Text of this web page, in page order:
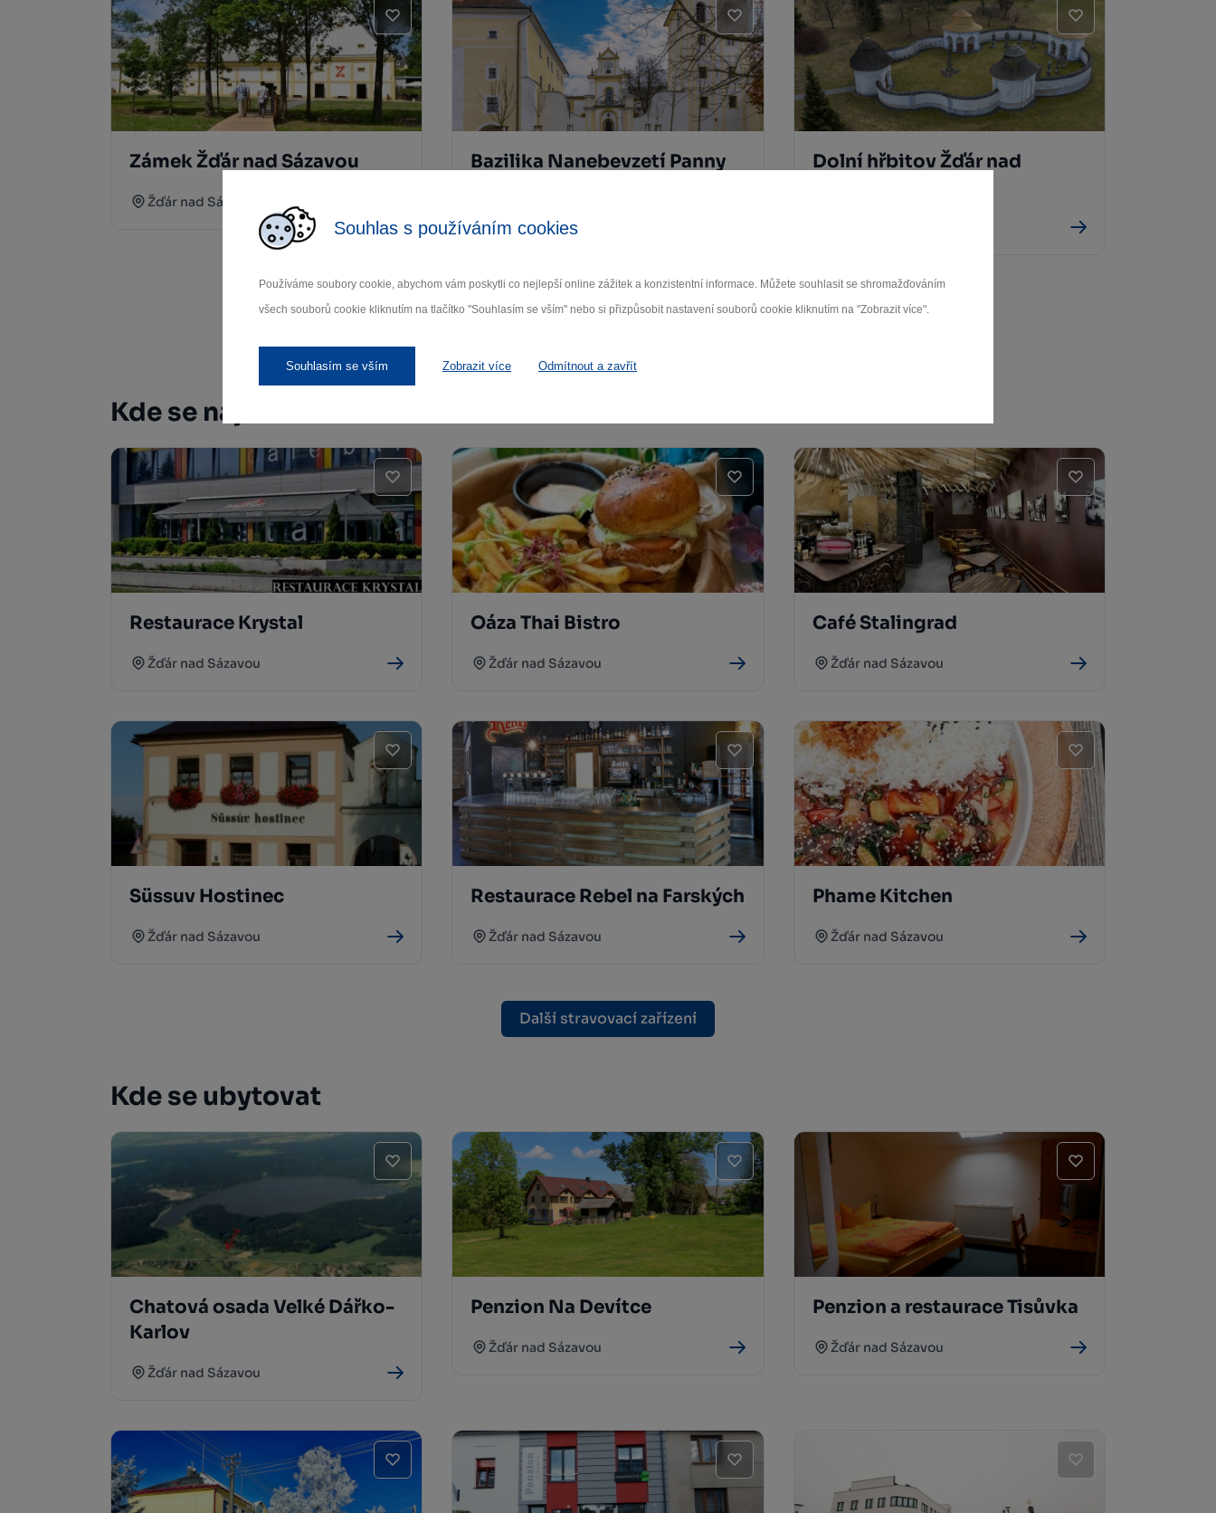
Souhlas s používáním cookies
Používáme soubory cookie, abychom vám poskytli co nejlepší online zážitek a konzistentní informace. Můžete souhlasit se shromažďováním
všech souborů cookie kliknutím na tlačítko "Souhlasím se vším" nebo si přizpůsobit nastavení souborů cookie kliknutím na "Zobrazit více".
Souhlasím se vším Zobrazit více Odmítnout a zavřít
Zámek Žďár nad Sázavou
Žďár nad Sázavou
Bazilika Nanebevzetí Panny
Dolní hřbitov Žďár nad
Kde se najíst
Restaurace Krystal
Žďár nad Sázavou
Oáza Thai Bistro
Žďár nad Sázavou
Café Stalingrad
Žďár nad Sázavou
Süssuv Hostinec
Žďár nad Sázavou
Restaurace Rebel na Farských
Žďár nad Sázavou
Phame Kitchen
Žďár nad Sázavou
Další stravovací zařízení
Kde se ubytovat
Chatová osada Velké Dářko-
Karlov
Žďár nad Sázavou
Penzion Na Devítce
Žďár nad Sázavou
Penzion a restaurace Tisůvka
Žďár nad Sázavou